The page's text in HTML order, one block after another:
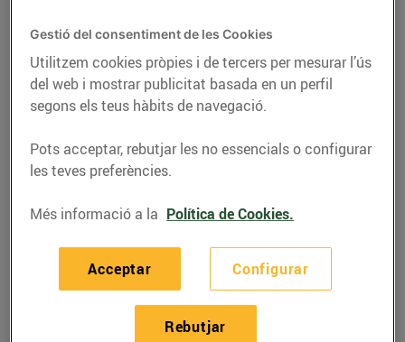
Recepta de filets de peix
03/de maig/2019
Gestió del consentiment de les Cookies
Utilitzem cookies pròpies i de tercers per mesurar l’ús
del web i mostrar publicitat basada en un perfil
segons els teus hàbits de navegació.
Pots acceptar, rebutjar les no essencials o configurar
les teves preferències.
Més informació a la Política de Cookies.
Configurar
Rebutjar
Acceptar